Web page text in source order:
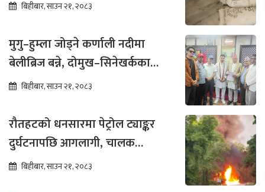
बिहीबार, साउन २१, २०८३
मुगु–हुम्ला जोड्ने कर्णाली नदीमा
बेलीब्रिज बन्ने, दोमुख–सिनेखर्कका
बासिन्दामा उत्साह
बिहीबार, साउन २१, २०८३
रौतहटको धनसारमा पेट्रोल ट्याङ्कर
दुर्घटनापछि आगलागी, चालक
नियन्त्रणमा
बिहीबार, साउन २१, २०८३